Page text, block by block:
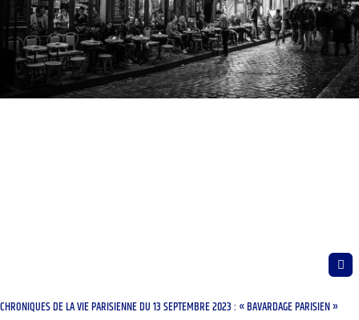
CHRONIQUES DE LA VIE PARISIENNE DU 13 SEPTEMBRE 2023 : « BAVARDAGE PARISIEN »